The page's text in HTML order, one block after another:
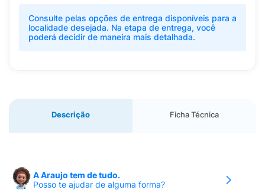
Consulte pelas opções de entrega disponíveis para a
localidade desejada. Na etapa de entrega, você
poderá decidir de maneira mais detalhada.
Descrição Ficha Técnica
A Araujo tem de tudo.
Posso te ajudar de alguma forma?